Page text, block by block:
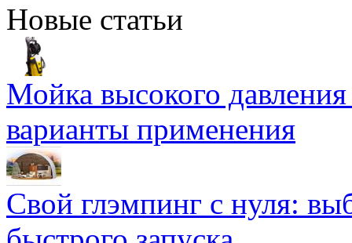
Новые статьи
Мойка высокого
варианты применения
Свой глэмпинг с нуля: